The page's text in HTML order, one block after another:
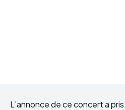
L’annonce de ce concert a